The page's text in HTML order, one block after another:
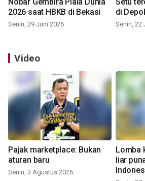
2026 saat HBKB di Bekasi
Senin, 29 Juni 2026
di
Senin, 22
Video
Pajak marketplace: Bukan
aturan baru
Senin, 3 Agustus 2026
Lomba
liar